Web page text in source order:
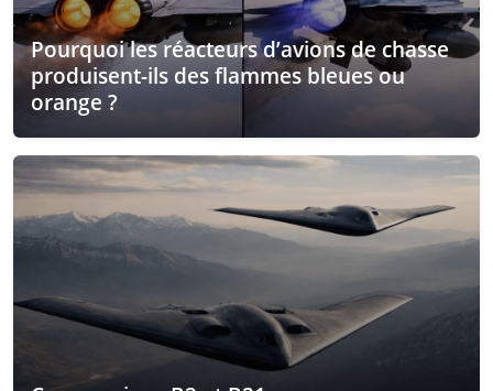
Pourquoi les réacteurs d’avions de chasse
produisent-ils des flammes bleues ou
orange ?